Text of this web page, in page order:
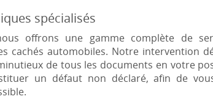
spécialisés
nous offrons une gamme complète de
cachés automobiles. Notre intervention
de tous les documents en votre
un défaut non déclaré, afin de